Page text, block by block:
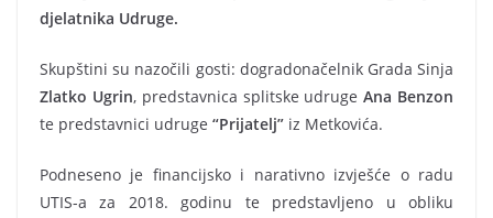
djelatnika Udruge.
Skupštini su nazočili gosti: dogradonačelnik Grada Sinja
Zlatko Ugrin, predstavnica splitske udrugeAna Benzon
te predstavnici udruge “Prijatelj” iz Metkovića.
Podneseno je financijsko i narativno izvješće o radu
UTIS-a za 2018. godinu te predstavljeno u obliku